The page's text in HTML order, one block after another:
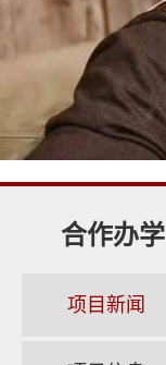
合作办学
项目新闻